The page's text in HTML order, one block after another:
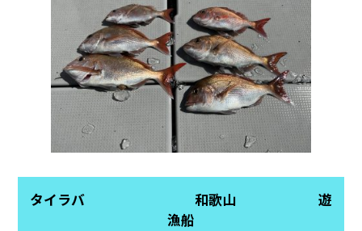
タイラバ 和歌山 遊
漁船